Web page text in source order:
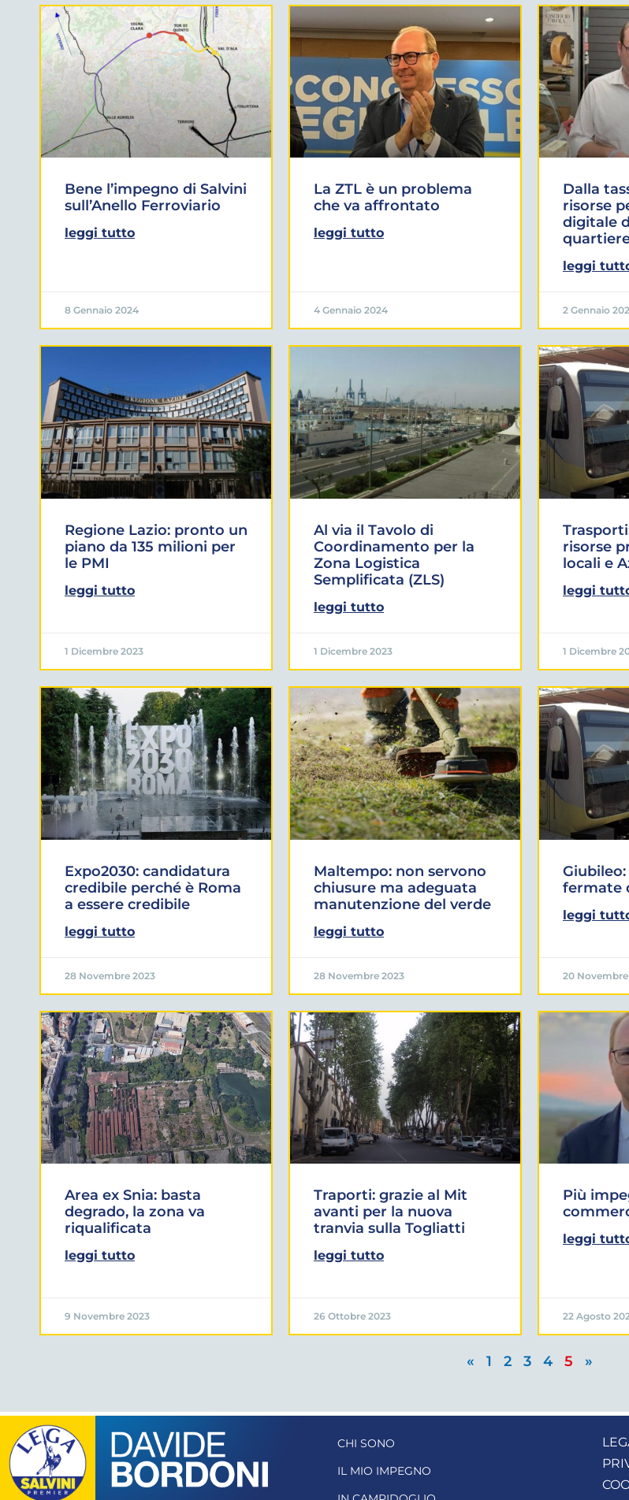
Bene l’impegno di Salvini
sull’Anello Ferroviario
leggi tutto
8 Gennaio 2024
La ZTL è un problema
che va affrontato
leggi tutto
4 Gennaio 2024
Dalla
risorse
digitale
leggi
2 Gennaio
Regione Lazio: pronto un
piano da 135 milioni per
le PMI
leggi tutto
1 Dicembre 2023
Al via il Tavolo di
Coordinamento per la
Zona Logistica
Semplificata (ZLS)
leggi tutto
1 Dicembre 2023
risorse
locali e
leggi
1 Dicembre
Expo2030: candidatura
credibile perché è Roma
a essere credibile
leggi tutto
28 Novembre 2023
Maltempo: non servono
chiusure ma adeguata
manutenzione del verde
leggi tutto
28 Novembre 2023
fermate
leggi
20
Area ex Snia: basta
degrado, la zona va
riqualificata
leggi tutto
9 Novembre 2023
Traporti: grazie al Mit
avanti per la nuova
tranvia sulla Togliatti
leggi tutto
26 Ottobre 2023
Più
leggi
22 Agosto
« 1 2 3 4 5 »
CHI SONO
IL MIO IMPEGNO